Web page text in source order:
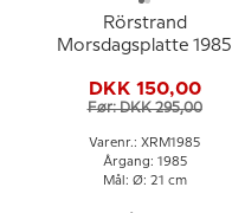
Rörstrand
Morsdagsplatte 1985
DKK 150,00
Før: DKK 295,00
Varenr.: XRM1985
Årgang: 1985
Mål: Ø: 21 cm